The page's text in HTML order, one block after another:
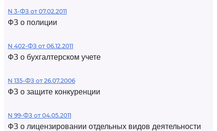
N 3-ФЗ от 07.02.2011
ФЗ о полиции
N 402-ФЗ от 06.12.2011
ФЗ о бухгалтерском учете
N 135-ФЗ от 26.07.2006
ФЗ о защите конкуренции
N 99-ФЗ от 04.05.2011
ФЗ о лицензировании отдельных видов деятельности